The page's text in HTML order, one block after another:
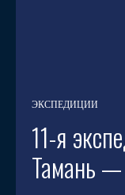
ЭКСПЕДИЦИИ
11-я
Тамань —